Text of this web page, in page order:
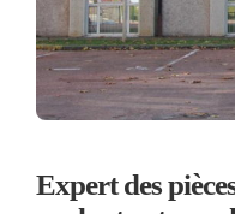
Expert des